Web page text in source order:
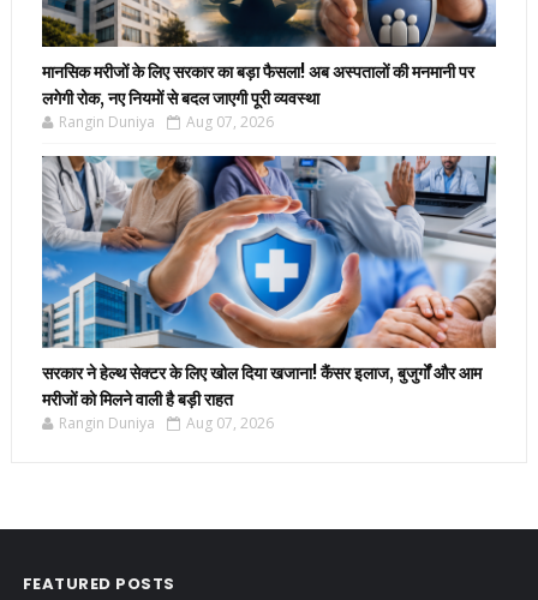
मानसिक मरीजों के लिए सरकार का बड़ा फैसला! अब अस्पतालों की मनमानी पर
लगेगी रोक, नए नियमों से बदल जाएगी पूरी व्यवस्था
Rangin Duniya Aug 07, 2026
सरकार ने हेल्थ सेक्टर के लिए खोल दिया खजाना! कैंसर इलाज, बुजुर्गों और आम
मरीजों को मिलने वाली है बड़ी राहत
Rangin Duniya Aug 07, 2026
FEATURED POSTS